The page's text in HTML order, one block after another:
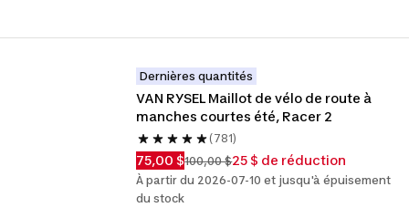
Dernières quantités
VAN RYSEL Maillot de vélo de route à
manches courtes été, Racer 2
(781)
75,00 $100,00 $25 $ de réduction
À partir du 2026-07-10 et jusqu'à épuisement
du stock